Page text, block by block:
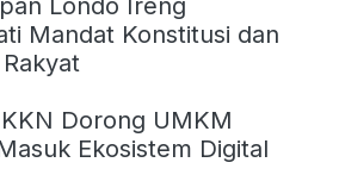
Londo Ireng
Mandat Konstitusi dan
Dorong UMKM
Ekosistem Digital